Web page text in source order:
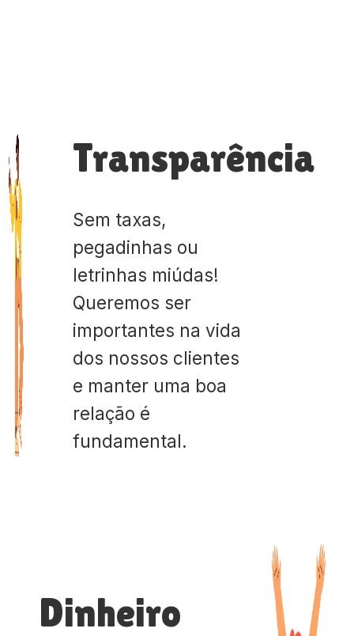
Transparência
Sem taxas,
pegadinhas ou
letrinhas miúdas!
Queremos ser
importantes na vida
dos nossos clientes
e manter uma boa
relação é
fundamental.
Dinheiro